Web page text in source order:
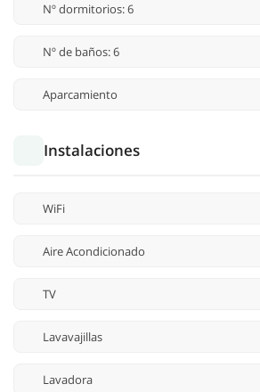
Nº dormitorios: 6
Nº de baños: 6
Aparcamiento
Instalaciones
WiFi
Aire Acondicionado
TV
Lavavajillas
Lavadora